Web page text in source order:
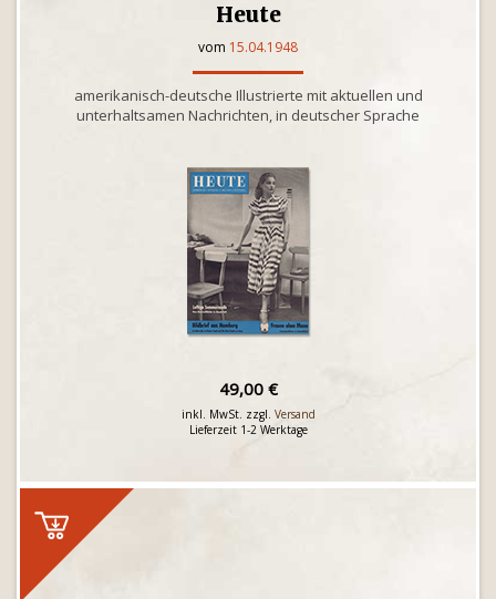
Heute
vom 15.04.1948
amerikanisch-deutsche Illustrierte mit aktuellen und
unterhaltsamen Nachrichten, in deutscher Sprache
49,00 €
inkl. MwSt. zzgl. Versand
Lieferzeit 1-2 Werktage